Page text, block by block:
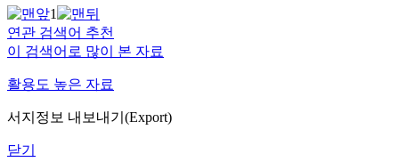
1
연관 검색어 추천
이 검색어로 많이 본 자료
활용도 높은 자료
서지정보 내보내기(Export)
닫기